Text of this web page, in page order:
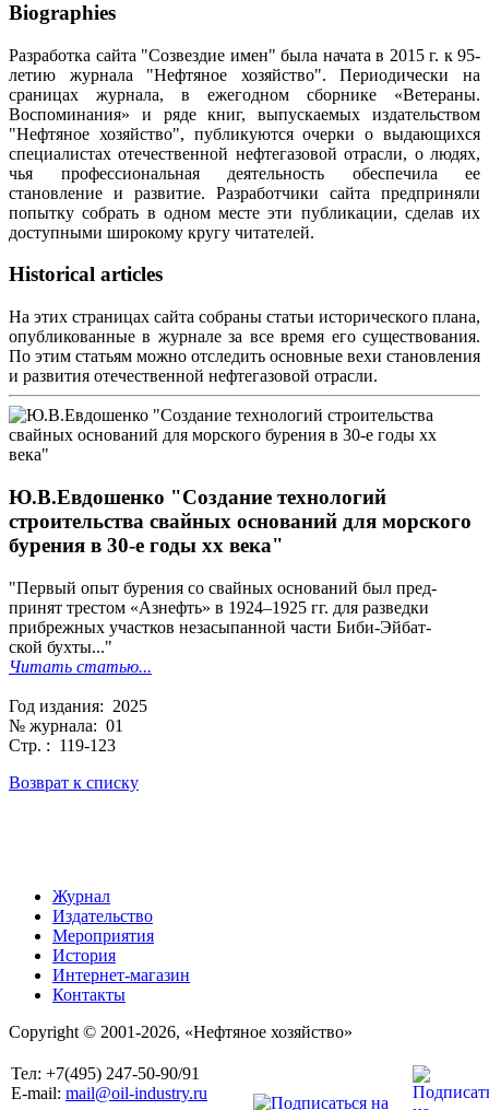
Biographies
Разработка сайта "Созвездие имен" была начата в 2015 г. к 95-
летию журнала "Нефтяное хозяйство". Периодически на
сраницах журнала, в ежегодном сборнике «Ветераны.
Воспоминания» и ряде книг, выпускаемых издательством
"Нефтяное хозяйство", публикуются очерки о выдающихся
специалистах отечественной нефтегазовой отрасли, о людях,
чья профессиональная деятельность обеспечила ее
становление и развитие. Разработчики сайта предприняли
попытку собрать в одном месте эти публикации, сделав их
доступными широкому кругу читателей.
Historical articles
На этих страницах сайта собраны статьи исторического плана,
опубликованные в журнале за все время его существования.
По этим статьям можно отследить основные вехи становления
и развития отечественной нефтегазовой отрасли.
Ю.В.Евдошенко "Создание технологий
строительства свайных оснований для морского
бурения в 30-е годы хх века"
"Первый опыт бурения со свайных оснований был пред-
принят трестом «Азнефть» в 1924–1925 гг. для разведки
прибрежных участков незасыпанной части Биби-Эйбат-
ской бухты..."
Читать статью...
Год издания: 2025
№ журнала: 01
Стр. : 119-123
Возврат к списку
Журнал
Издательство
Мероприятия
История
Интернет-магазин
Контакты
Copyright © 2001-2026, «Нефтяное хозяйство»
Тел: +7(495) 247-50-90/91
E-mail: mail@oil-industry.ru